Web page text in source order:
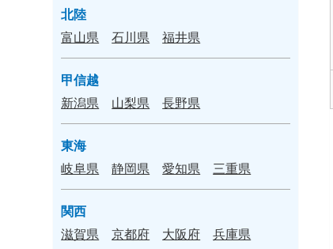
北陸
富山県
石川県 福井県
甲信越
新潟県
山梨県 長野県
東海
岐阜県
静岡県 愛知県 三重県
関西
滋賀県
京都府 大阪府
兵庫県